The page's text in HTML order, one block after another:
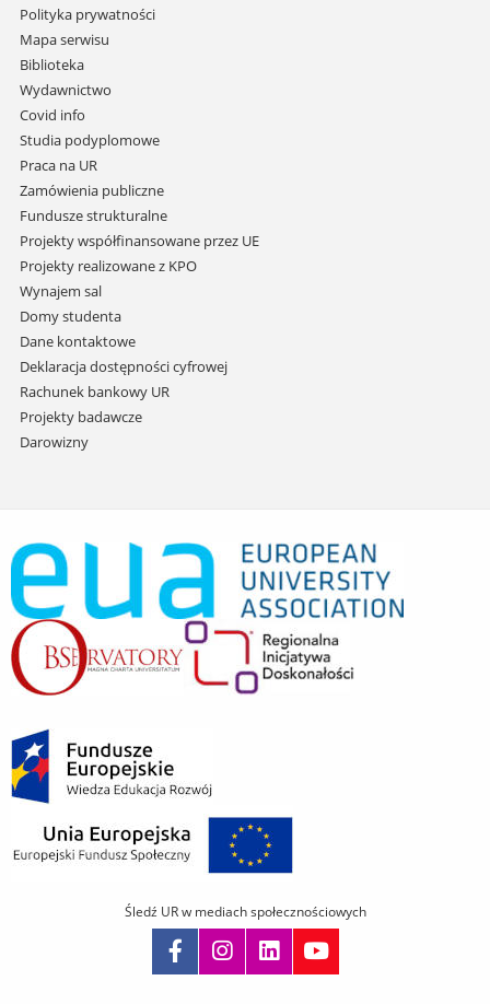
Pomiń
nawigację
i
przejdź
do
treści
Polityka prywatności
Mapa serwisu
Biblioteka
Wydawnictwo
Covid info
Studia podyplomowe
Praca na UR
Zamówienia publiczne
Fundusze strukturalne
Projekty współfinansowane przez UE
Projekty realizowane z KPO
Wynajem sal
Domy studenta
Dane kontaktowe
Deklaracja dostępności cyfrowej
Rachunek bankowy UR
Projekty badawcze
Darowizny
Śledź UR w mediach społecznościowych